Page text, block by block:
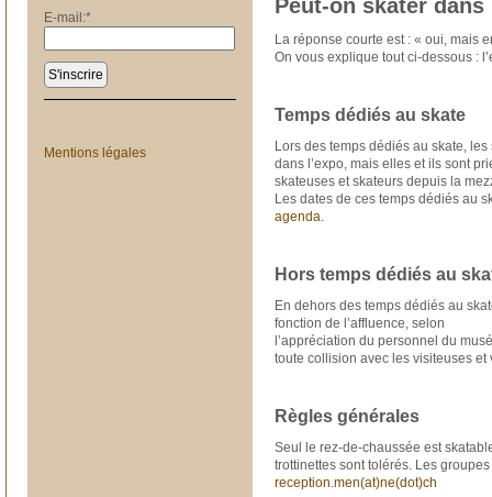
E-mail:*
S'inscrire
Mentions légales
Peut-on skater dans
La réponse courte est : « oui, mais
On vous explique tout ci-dessous :
Temps dédiés au skate
Lors des temps dédiés au skate,
dans l’expo, mais elles et ils sont
skateuses et skateurs depuis la
Les dates de ces temps dédiés au
agenda.
Hors temps dédiés au
En dehors des temps dédiés au
fonction de l’affluence, selon
l’appréciation du personnel du
toute collision avec les visiteuses et
Règles générales
Seul le rez-de-chaussée est
trottinettes sont tolérés. Les
reception.men(at)ne(dot)ch